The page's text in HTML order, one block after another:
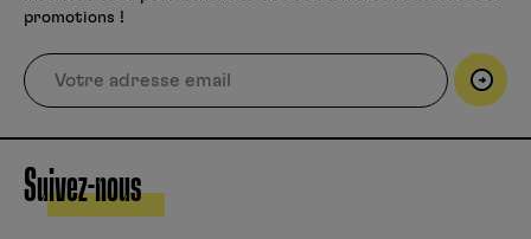
promotions !
Suivez-nous